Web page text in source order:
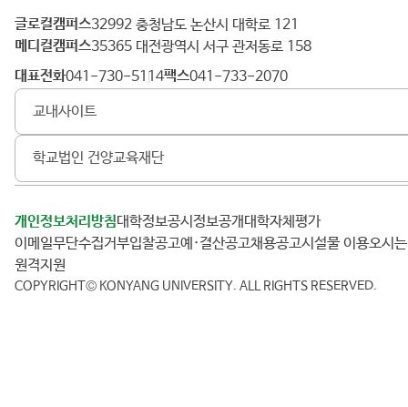
건
양
대
학
글로컬캠퍼스 32992 충청남도 논산시 대학로 121
메디컬캠퍼스 35365 대전광역시 서구 관저동로 158
대표전화 041-730-5114 팩스 041-733-2070
교내사이트
학교법인 건양교육재단
개인정보처리방침 대학정보공시 정보공개
대학자체평가
이메일무단수집거부
입찰공고 예·결산공고 채용공고 시설물 이용
오시
원격지원
COPYRIGHT© KONYANG UNIVERSITY. ALL RIGHTS RESERVED.